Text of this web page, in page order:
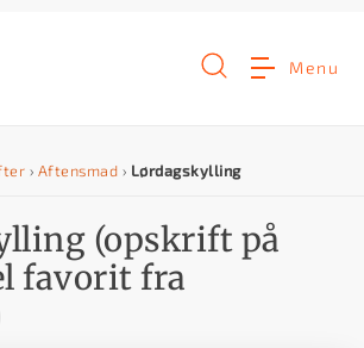
Menu
› Aftensmad › Lørdagskylling
(opskrift på
favorit fra